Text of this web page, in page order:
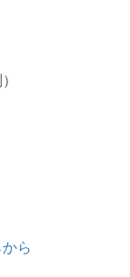
ら